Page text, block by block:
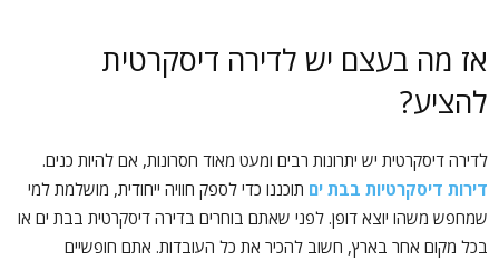
אז מה בעצם יש לדירה דיסקרטית
להציע?
לדירה דיסקרטית יש יתרונות רבים ומעט מאוד חסרונות, אם להיות כנים.
דירות דיסקרטיות בבת ים תוכננו כדי לספק חוויה ייחודית, מושלמת למי
שמחפש משהו יוצא דופן. לפני שאתם בוחרים בדירה דיסקרטית בבת ים או
בכל מקום אחר בארץ, חשוב להכיר את כל העובדות. אתם חופשיים